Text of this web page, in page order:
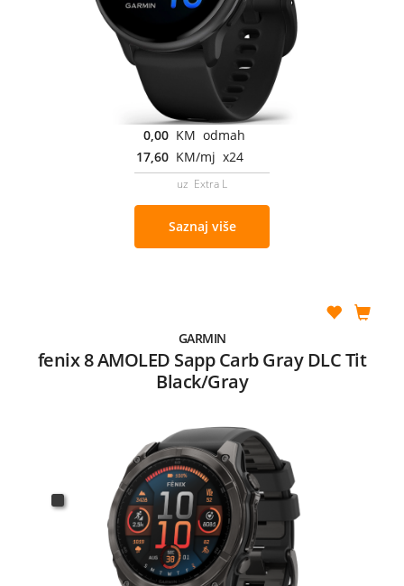
0,00 KM odmah
17,60 KM/mj x24
uz Extra L
Saznaj više
GARMIN
fenix 8 AMOLED Sapp Carb Gray DLC Tit
Black/Gray